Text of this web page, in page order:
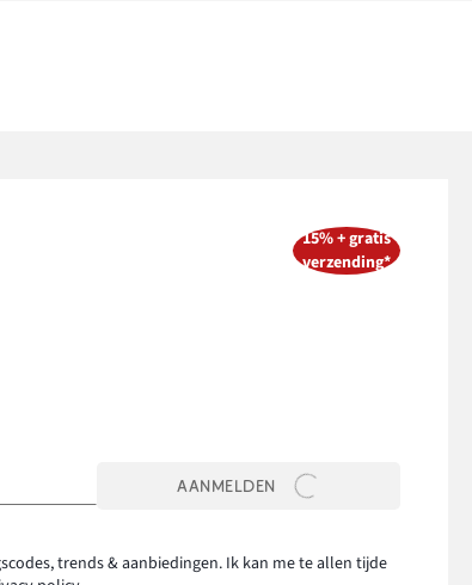
15% + gratis
verzending*
AANMELDEN
trends & aanbiedingen. Ik kan me te allen tijde